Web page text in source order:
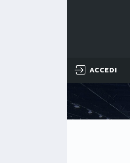
ACCEDI